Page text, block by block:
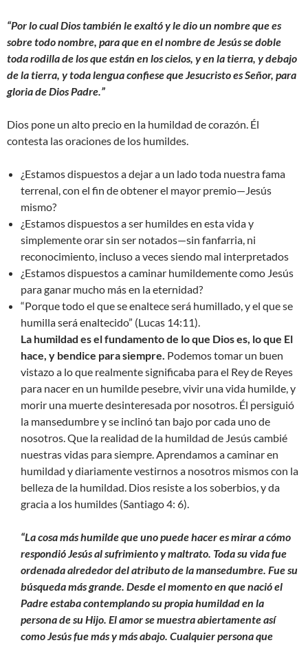
“Por lo cual Dios también le exaltó y le dio un nombre que es
sobre todo nombre, para que en el nombre de Jesús se doble
toda rodilla de los que están en los cielos, y en la tierra, y debajo
de la tierra, y toda lengua confiese que Jesucristo es Señor, para
gloria de Dios Padre.”
Dios pone un alto precio en la humildad de corazón. Él
contesta las oraciones de los humildes.
¿Estamos dispuestos a dejar a un lado toda nuestra fama
terrenal, con el fin de obtener el mayor premio—Jesús
mismo?
¿Estamos dispuestos a ser humildes en esta vida y
simplemente orar sin ser notados—sin fanfarria, ni
reconocimiento, incluso a veces siendo mal interpretados
¿Estamos dispuestos a caminar humildemente como Jesús
para ganar mucho más en la eternidad?
“Porque todo el que se enaltece será humillado, y el que se
humilla será enaltecido” (Lucas 14:11).
La humildad es el fundamento de lo que Dios es, lo que El
hace, y bendice para siempre. Podemos tomar un buen
vistazo a lo que realmente significaba para el Rey de Reyes
para nacer en un humilde pesebre, vivir una vida humilde, y
morir una muerte desinteresada por nosotros. Él persiguió
la mansedumbre y se inclinó tan bajo por cada uno de
nosotros. Que la realidad de la humildad de Jesús cambié
nuestras vidas para siempre. Aprendamos a caminar en
humildad y diariamente vestirnos a nosotros mismos con la
belleza de la humildad. Dios resiste a los soberbios, y da
gracia a los humildes (Santiago 4: 6).
“La cosa más humilde que uno puede hacer es mirar a cómo
respondió Jesús al sufrimiento y maltrato. Toda su vida fue
ordenada alrededor del atributo de la mansedumbre. Fue su
búsqueda más grande. Desde el momento en que nació el
Padre estaba contemplando su propia humildad en la
persona de su Hijo. El amor se muestra abiertamente así
como Jesús fue más y más abajo. Cualquier persona que